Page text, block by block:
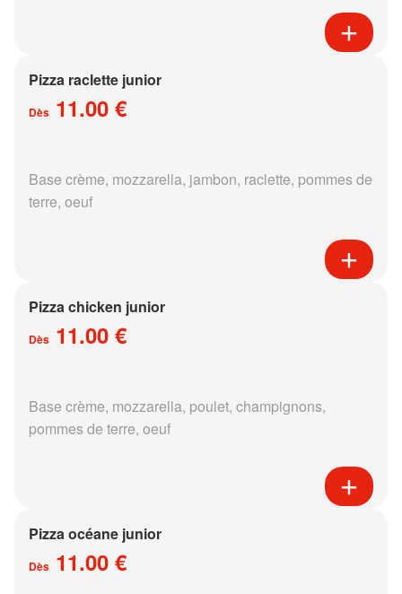
Pizza raclette junior
Dès 11.00 €
Base crème, mozzarella, jambon, raclette, pommes de
terre, oeuf
Pizza chicken junior
Dès 11.00 €
Base crème, mozzarella, poulet, champignons,
pommes de terre, oeuf
Pizza océane junior
Dès 11.00 €